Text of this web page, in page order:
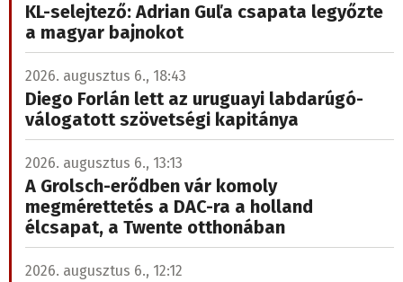
KL-selejtező: Adrian Guľa csapata legyőzte
a magyar bajnokot
2026. augusztus 6., 18:43
Diego Forlán lett az uruguayi labdarúgó-
válogatott szövetségi kapitánya
2026. augusztus 6., 13:13
A Grolsch-erődben vár komoly
megmérettetés a DAC-ra a holland
élcsapat, a Twente otthonában
2026. augusztus 6., 12:12